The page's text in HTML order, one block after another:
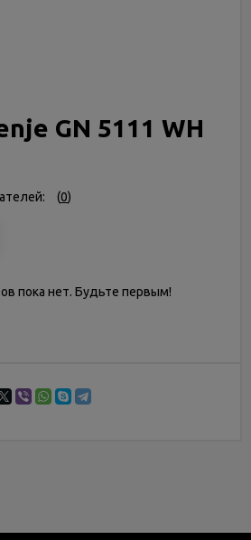
GN 5111 WH
(0)
пока нет. Будьте первым!